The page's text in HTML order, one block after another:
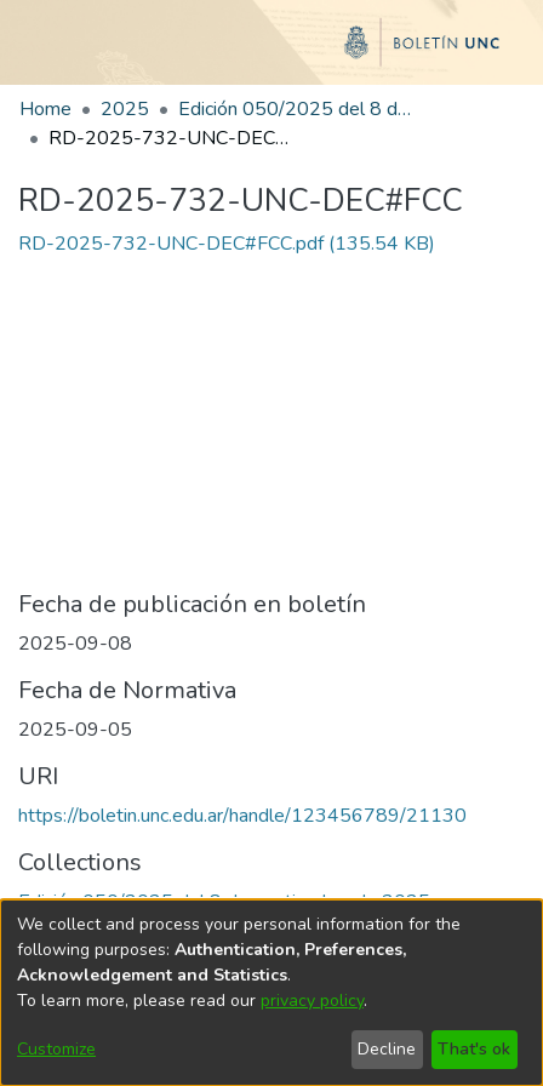
Home 2025
Edición 050/2025 del 8 de septiembre de 2025
RD-2025-732-UNC-DEC#FCC
RD-2025-732-UNC-DEC#FCC
RD-2025-732-UNC-DEC#FCC.pdf(135.54 KB)
Fecha de publicación en boletín
2025-09-08
Fecha de Normativa
2025-09-05
URI
https://boletin.unc.edu.ar/handle/123456789/21130
Collections
Edición 050/2025 del 8 de septiembre de 2025
Universidad Nacional de Córdoba
We collect and process your personal information for the
following purposes: Authentication, Preferences,
Acknowledgement and Statistics.
To learn more, please read our privacy policy.
Customize Decline That's ok